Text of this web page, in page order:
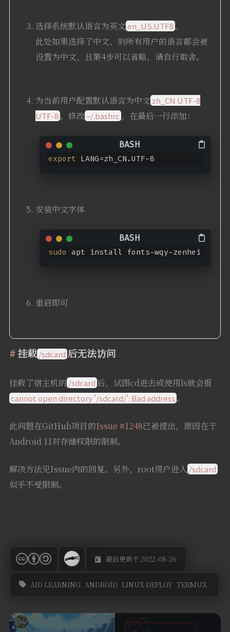
选择系统默认语言为英文en_US.UTF8。
此处如果选择了中文，则所有用户的语言都会被
设置为中文，且第4步可以省略，请自行取舍。
为当前用户配置默认语言为中文 zh_CN UTF-8
UTF-8。修改 ~/.bashrc，在最后一行添加：
export LANG=zh_CN.UTF-8
安装中文字体
sudo apt install fonts-wqy-zenhei
重启即可
挂载 /sdcard后无法访问
挂载了宿主机的 /sdcard后，试图cd进去或使用ls就会报
cannot open directory '/sdcard/': Bad address。
此问题在GitHub项目的Issue #1248已被提出，原因在于
Android 11对存储权限的限制。
解决方法见Issue内的回复。另外，root用户进入 /sdcard
似乎不受限制。
最后更新于 2022-08-26
AID LEARNING ANDROID LINUX DEPLOY TERMUX